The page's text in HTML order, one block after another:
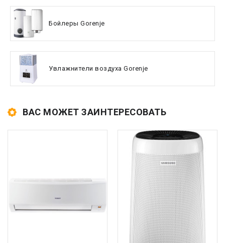
Бойлеры Gorenje
Увлажнители воздуха Gorenje
ВАС МОЖЕТ ЗАИНТЕРЕСОВАТЬ